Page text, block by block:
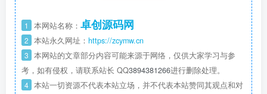
1 本网站名称： 卓创源码网
2 本站永久网址： https://zcymw.cn
3 本网站的文章部分内容可能来源于网络，仅供大家学习与参
考，如有侵权，请联系站长 QQ3894381266进行删除处理。
4 本站一切资源不代表本站立场，并不代表本站赞同其观点和对